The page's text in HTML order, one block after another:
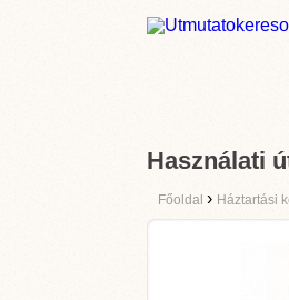
Használati
Főoldal › Háztartási